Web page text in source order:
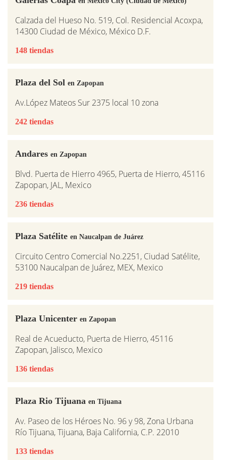
Calzada del Hueso No. 519, Col. Residencial Acoxpa,
14300 Ciudad de México, México D.F.
148 tiendas
Plaza del Sol en Zapopan
Av.López Mateos Sur 2375 local 10 zona
242 tiendas
Andares en Zapopan
Blvd. Puerta de Hierro 4965, Puerta de Hierro, 45116
Zapopan, JAL, Mexico
236 tiendas
Plaza Satélite en Naucalpan de Juárez
Circuito Centro Comercial No.2251, Ciudad Satélite,
53100 Naucalpan de Juárez, MEX, Mexico
219 tiendas
Plaza Unicenter en Zapopan
Real de Acueducto, Puerta de Hierro, 45116
Zapopan, Jalisco, Mexico
136 tiendas
Plaza Rio Tijuana en Tijuana
Av. Paseo de los Héroes No. 96 y 98, Zona Urbana
Río Tijuana, Tijuana, Baja California, C.P. 22010
133 tiendas